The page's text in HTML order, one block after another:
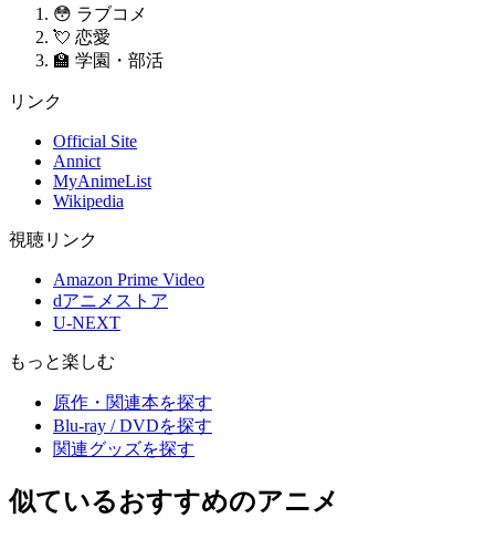
😳 ラブコメ
💘 恋愛
🏫 学園・部活
リンク
Official Site
Annict
MyAnimeList
Wikipedia
視聴リンク
Amazon Prime Video
dアニメストア
U-NEXT
もっと楽しむ
原作・関連本を探す
Blu-ray / DVDを探す
関連グッズを探す
似ているおすすめのアニメ